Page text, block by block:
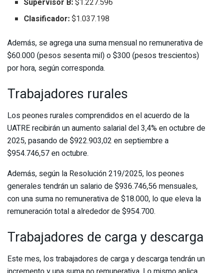
Clasificador:$1.037.198
Además, se agrega una suma mensual no remunerativa de
$60.000 (pesos sesenta mil) o $300 (pesos trescientos)
por hora, según corresponda.
Trabajadores rurales
Los peones rurales comprendidos en el acuerdo de la
UATRE recibirán un aumento salarial del 3,4% en octubre de
2025, pasando de $922.903,02 en septiembre a
$954.746,57 en octubre.
Además, según la Resolución 219/2025, los peones
generales tendrán un salario de $936.746,56 mensuales,
con una suma no remunerativa de $18.000, lo que eleva la
remuneración total a alrededor de $954.700.
Trabajadores de carga y descarga
Este mes, los trabajadores de carga y descarga tendrán un